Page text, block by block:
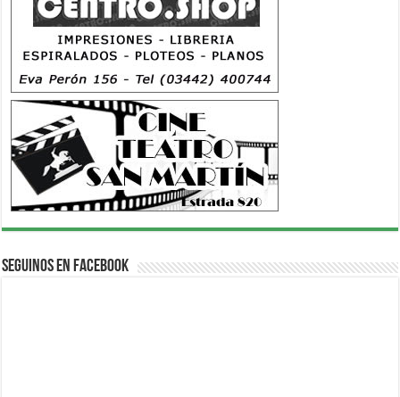
Seguinos en Facebook